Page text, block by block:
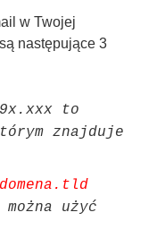
w Twojej
następujące 3
to
znajduje
użyć